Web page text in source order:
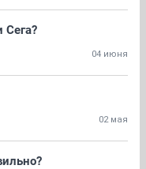
Сега?
04 июня
02 мая